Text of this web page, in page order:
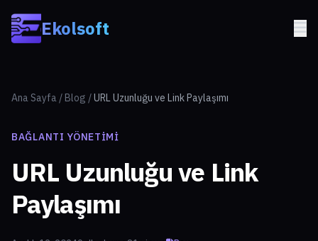
Ekolsoft
Ana Sayfa / Blog /URL Uzunluğu ve Link Paylaşımı
BAĞLANTI YÖNETIMI
URL Uzunluğu ve Link
Paylaşımı